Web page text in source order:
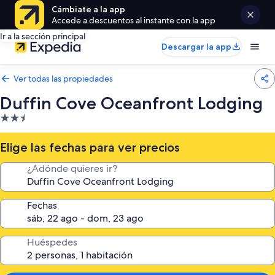
Cámbiate a la app
Accede a descuentos al instante con la app
Ir a la sección principal
Descargar la app
Ver todas las propiedades
Duffin Cove Oceanfront Lodging
Propiedad
de
2.5
estrellas
Elige las fechas para ver precios
¿Adónde quieres ir?
Fechas
Huéspedes